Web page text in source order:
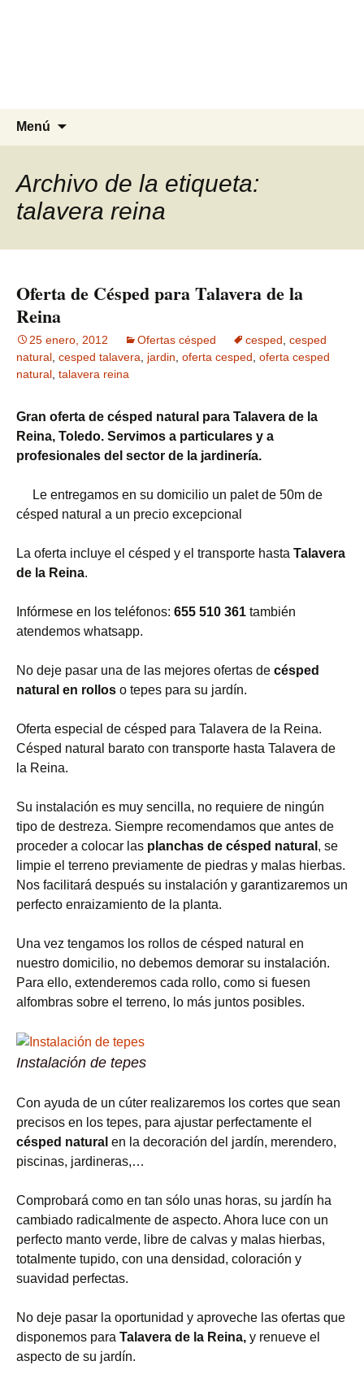
Menú
Archivo de la etiqueta:
talavera reina
Oferta de Césped para Talavera de la
Reina
25 enero, 2012 Ofertas césped cesped cesped
natural cesped talavera jardin oferta cesped oferta cesped
natural talavera reina
Gran oferta de césped natural para Talavera de la
Reina, Toledo. Servimos a particulares y a
profesionales del sector de la jardinería.
Le entregamos en su domicilio un palet de 50m de
césped natural a un precio excepcional
La oferta incluye el césped y el transporte hasta Talavera
de la Reina.
Infórmese en los teléfonos: 655 510 361 también
atendemos whatsapp.
No deje pasar una de las mejores ofertas de césped
natural en rollos o tepes para su jardín.
Oferta especial de césped para Talavera de la Reina.
Césped natural barato con transporte hasta Talavera de
la Reina.
Su instalación es muy sencilla, no requiere de ningún
tipo de destreza. Siempre recomendamos que antes de
proceder a colocar las planchas de césped natural , se
limpie el terreno previamente de piedras y malas hierbas.
Nos facilitará después su instalación y garantizaremos un
perfecto enraizamiento de la planta.
Una vez tengamos los rollos de césped natural en
nuestro domicilio, no debemos demorar su instalación.
Para ello, extenderemos cada rollo, como si fuesen
alfombras sobre el terreno, lo más juntos posibles.
Instalación de tepes
Con ayuda de un cúter realizaremos los cortes que sean
precisos en los tepes, para ajustar perfectamente el
césped natural en la decoración del jardín, merendero,
piscinas, jardineras,…
Comprobará como en tan sólo unas horas, su jardín ha
cambiado radicalmente de aspecto. Ahora luce con un
perfecto manto verde, libre de calvas y malas hierbas,
totalmente tupido, con una densidad, coloración y
suavidad perfectas.
No deje pasar la oportunidad y aproveche las ofertas que
disponemos para Talavera de la Reina, y renueve el
aspecto de su jardín.